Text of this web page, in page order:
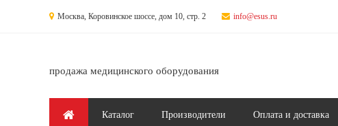
Москва, Коровинское шоссе, дом 10, стр. 2 info@esus.ru
продажа медицинского оборудования
Главное менюКаталог Производители Оплата и доставка